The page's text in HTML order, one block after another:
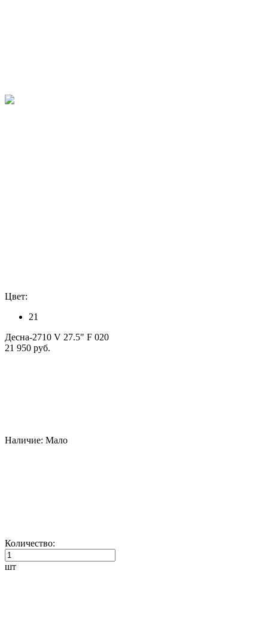
Цвет:
21
Десна-2710 V 27.5" F 020
21 950 руб.
Наличие: Мало
Количество:
шт